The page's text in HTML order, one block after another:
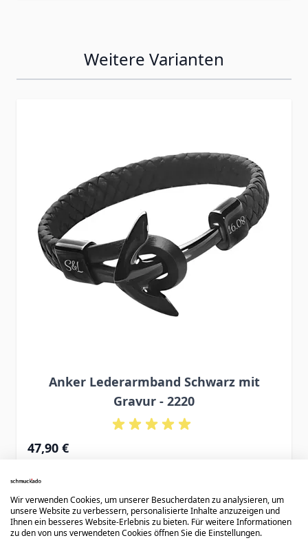
Weitere Varianten
Anker Lederarmband Schwarz mit
Gravur - 2220
47,90 €
Wir verwenden Cookies, um unserer Besucherdaten zu analysieren, um
unsere Website zu verbessern, personalisierte Inhalte anzuzeigen und
Ihnen ein besseres Website-Erlebnis zu bieten. Für weitere Informationen
zu den von uns verwendeten Cookies öffnen Sie die Einstellungen.